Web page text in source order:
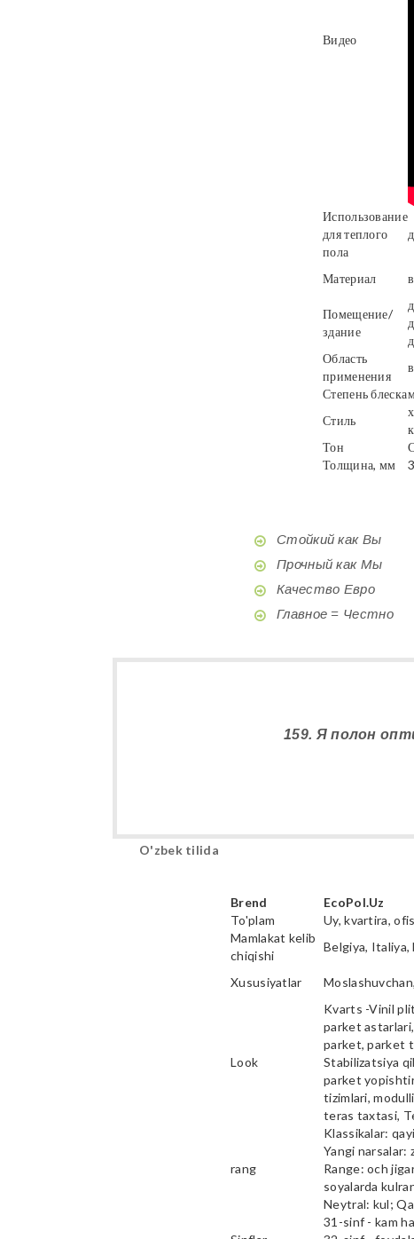
Видео
Использование
для теплого
пола
Материал
Помещение/
здание
Область
применения
Степень блеска
Стиль
Тон
Толщина, мм
Стойкий как Вы
Прочный как Мы
Качество Евро
Главное = Честно
159. Я полон
O'zbek tilida
Brend EcoPol.Uz
To'plam
Uy, kvartira,
Mamlakat kelib
chiqishi
Belgiya, Italiya,
Xususiyatlar
Look
Kvarts -Vinil
parket
parket, parket
Stabilizatsiya
parket
tizimlari,
teras taxtasi,
rang
Klassikalar:
Yangi narsalar:
Range: och
soyalarda
Neytral: kul;
31-sinf - kam